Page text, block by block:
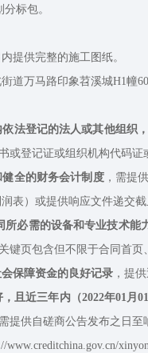
标包。
供完整的施工图纸。
万马路印象苕溪城H1幢601
法登记的法人或其他组织
或登记证或组织机构代码证
全的财务会计制度，需提
表）或提供响应文件递交
所必需的设备和专业技术能
键页包含但不限于合同首页
保障资金的良好记录 ，提
且近三年内（2022年01月
提供自磋商公告发布之日